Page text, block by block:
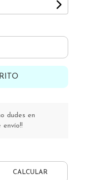
dudes en
envío!!
CALCULAR